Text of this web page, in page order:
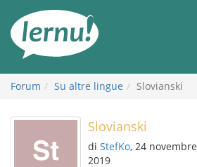
all’indice
Forum Su altre lingue Slovianski
Slovianski
di StefKo, 24 novembre
2019